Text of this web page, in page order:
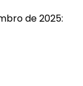
de 2025: